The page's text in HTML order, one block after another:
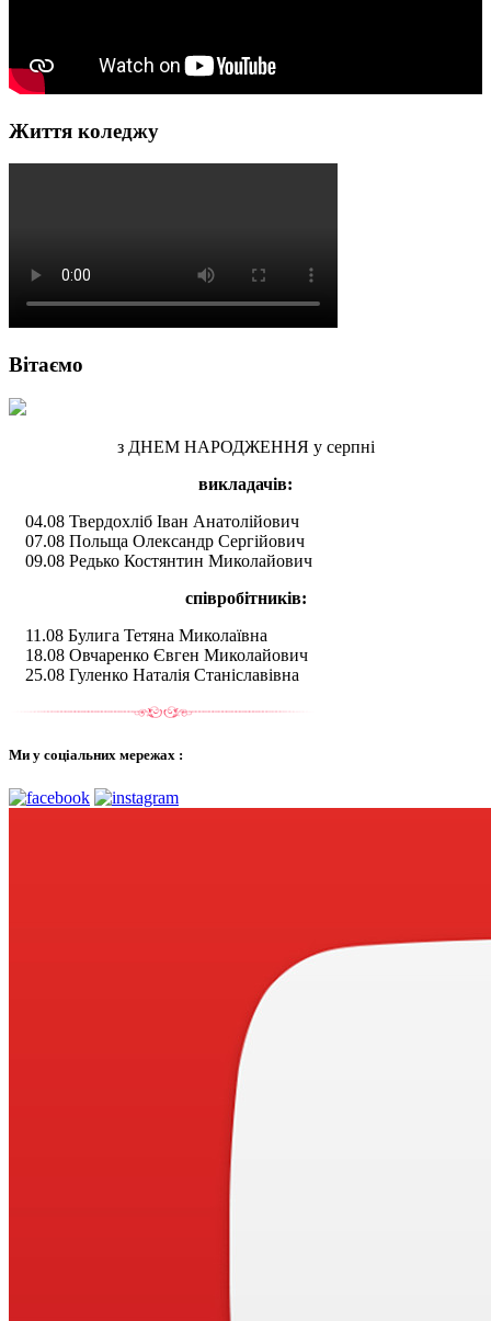
Життя коледжу
Вітаємо
з ДНЕМ НАРОДЖЕННЯ у серпні
викладачів:
04.08 Твердохліб Іван Анатолійович
07.08 Польща Олександр Сергійович
09.08 Редько Костянтин Миколайович
співробітників:
11.08 Булига Тетяна Миколаївна
18.08 Овчаренко Євген Миколайович
25.08 Гуленко Наталія Станіславівна
Ми у соціальних мережах :